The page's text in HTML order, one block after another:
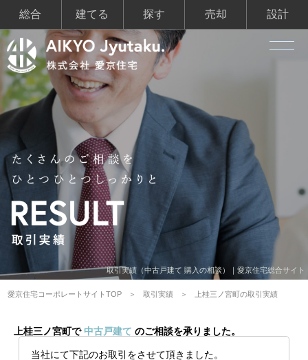
総合 建てる 探す 売却 設計
取引実績（中古戸建て 購入の相談）｜愛京住宅総合サイト
愛京住宅コーポレートサイトTOP 取引実績 上桂三ノ宮町の取引実績
上桂三ノ宮町で 中古戸建て のご相談を承りました。
当社にて下記のお取引をさせて頂きました。